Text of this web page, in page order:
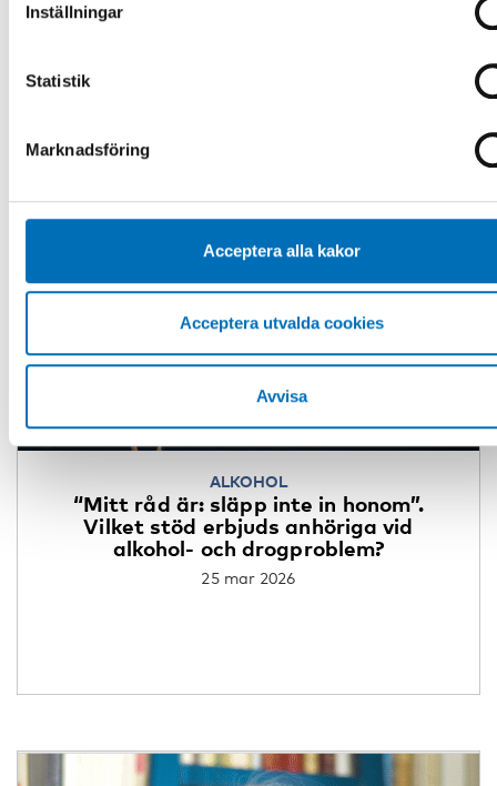
inställningar för cookies. Observera att blockering av
erbjuder. Om du har besökt vår webbplats tidigare och
användningen av cookies kan du alltid radera dem genom att
Inställningar
Statistik
Marknadsföring
Acceptera alla kakor
Acceptera utvalda cookies
Avvisa
ALKOHOL
“Mitt råd är: släpp inte in honom”.
Vilket stöd erbjuds anhöriga vid
alkohol- och drogproblem?
25 mar 2026